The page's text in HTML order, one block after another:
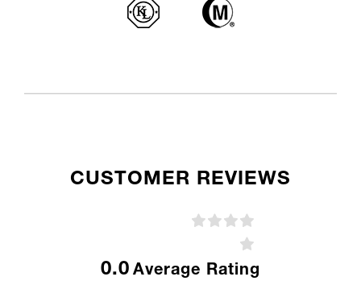
CUSTOMER REVIEWS
0.0 Average Rating